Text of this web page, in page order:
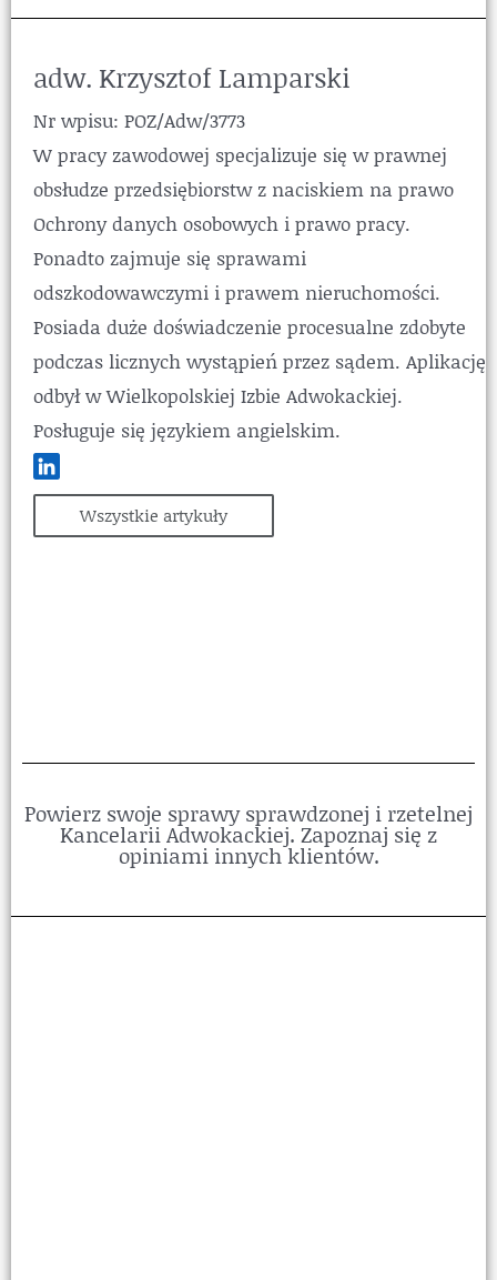
adw. Krzysztof Lamparski
Nr wpisu: POZ/Adw/3773
W pracy zawodowej specjalizuje się w prawnej
obsłudze przedsiębiorstw z naciskiem na prawo
Ochrony danych osobowych i prawo pracy.
Ponadto zajmuje się sprawami
odszkodowawczymi i prawem nieruchomości.
Posiada duże doświadczenie procesualne zdobyte
podczas licznych wystąpień przez sądem. Aplikację
odbył w Wielkopolskiej Izbie Adwokackiej.
Posługuje się językiem angielskim.
Wszystkie artykuły
Powierz swoje sprawy sprawdzonej i rzetelnej
Kancelarii Adwokackiej. Zapoznaj się z
opiniami innych klientów.